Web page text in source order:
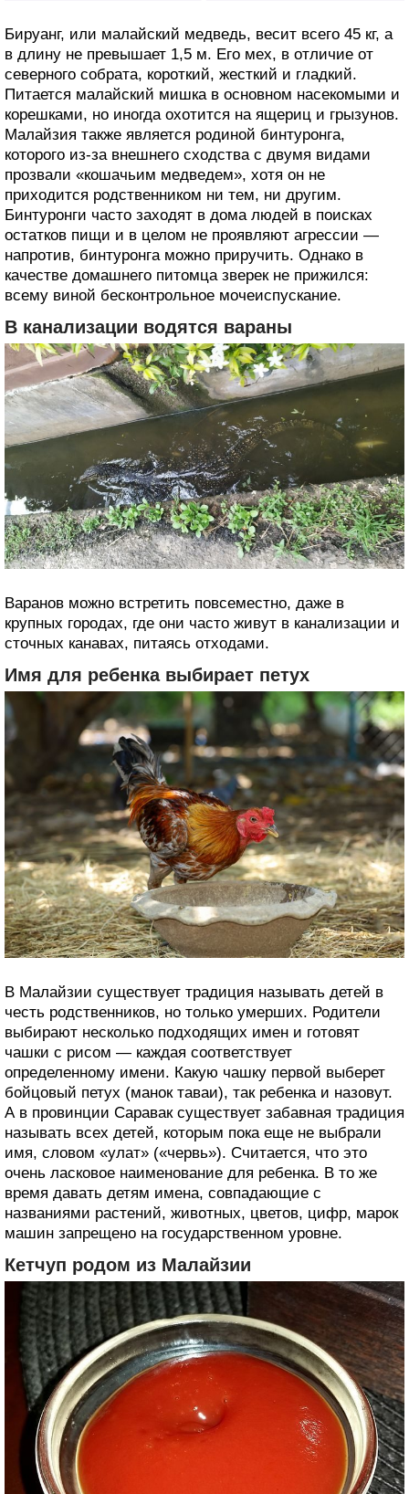
Бируанг, или малайский медведь, весит всего 45 кг, а
в длину не превышает 1,5 м. Его мех, в отличие от
северного собрата, короткий, жесткий и гладкий.
Питается малайский мишка в основном насекомыми и
корешками, но иногда охотится на ящериц и грызунов.
Малайзия также является родиной бинтуронга,
которого из-за внешнего сходства с двумя видами
прозвали «кошачьим медведем», хотя он не
приходится родственником ни тем, ни другим.
Бинтуронги часто заходят в дома людей в поисках
остатков пищи и в целом не проявляют агрессии —
напротив, бинтуронга можно приручить. Однако в
качестве домашнего питомца зверек не прижился:
всему виной бесконтрольное мочеиспускание.
В канализации водятся вараны
Варанов можно встретить повсеместно, даже в
крупных городах, где они часто живут в канализации и
сточных канавах, питаясь отходами.
Имя для ребенка выбирает петух
В Малайзии существует традиция называть детей в
честь родственников, но только умерших. Родители
выбирают несколько подходящих имен и готовят
чашки с рисом — каждая соответствует
определенному имени. Какую чашку первой выберет
бойцовый петух (манок таваи), так ребенка и назовут.
А в провинции Саравак существует забавная традиция
называть всех детей, которым пока еще не выбрали
имя, словом «улат» («червь»). Считается, что это
очень ласковое наименование для ребенка. В то же
время давать детям имена, совпадающие с
названиями растений, животных, цветов, цифр, марок
машин запрещено на государственном уровне.
Кетчуп родом из Малайзии